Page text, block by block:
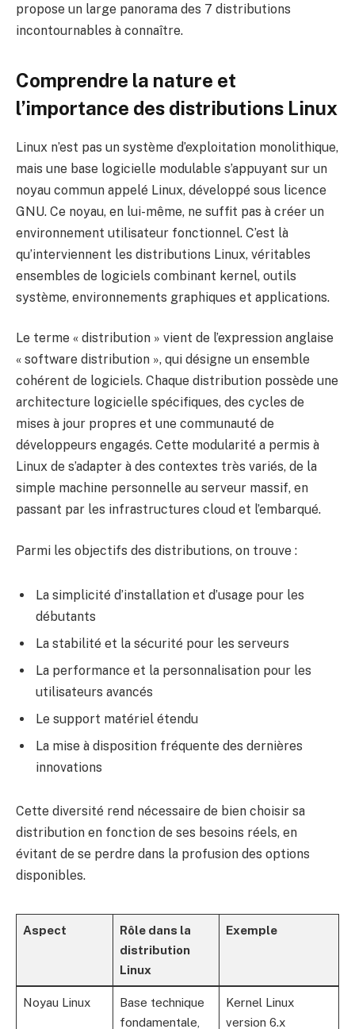
propose un large panorama des 7 distributions
incontournables à connaître.
Comprendre la nature et
l’importance des distributions Linux
Linux n’est pas un système d’exploitation monolithique,
mais une base logicielle modulable s’appuyant sur un
noyau commun appelé Linux, développé sous licence
GNU. Ce noyau, en lui-même, ne suffit pas à créer un
environnement utilisateur fonctionnel. C’est là
qu’interviennent les distributions Linux, véritables
ensembles de logiciels combinant kernel, outils
système, environnements graphiques et applications.
Le terme « distribution » vient de l’expression anglaise
« software distribution », qui désigne un ensemble
cohérent de logiciels. Chaque distribution possède une
architecture logicielle spécifiques, des cycles de
mises à jour propres et une communauté de
développeurs engagés. Cette modularité a permis à
Linux de s’adapter à des contextes très variés, de la
simple machine personnelle au serveur massif, en
passant par les infrastructures cloud et l’embarqué.
Parmi les objectifs des distributions, on trouve :
La simplicité d’installation et d’usage pour les
débutants
La stabilité et la sécurité pour les serveurs
La performance et la personnalisation pour les
utilisateurs avancés
Le support matériel étendu
La mise à disposition fréquente des dernières
innovations
Cette diversité rend nécessaire de bien choisir sa
distribution en fonction de ses besoins réels, en
évitant de se perdre dans la profusion des options
disponibles.
Aspect
Rôle dans la
distribution
Linux
Exemple
Noyau Linux
Base technique
fondamentale,
Kernel Linux
version 6.x